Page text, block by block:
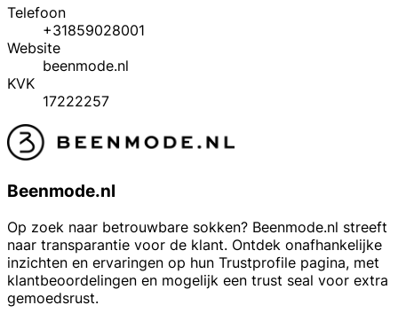
Telefoon
+31859028001
Website
beenmode.nl
KVK
17222257
Beenmode.nl
Op zoek naar betrouwbare sokken? Beenmode.nl streeft
naar transparantie voor de klant. Ontdek onafhankelijke
inzichten en ervaringen op hun Trustprofile pagina, met
klantbeoordelingen en mogelijk een trust seal voor extra
gemoedsrust.